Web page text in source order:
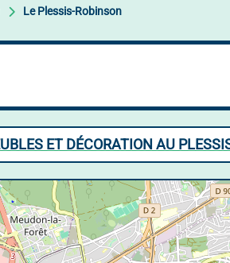
Le Plessis-Robinson
ET DÉCORATION AU